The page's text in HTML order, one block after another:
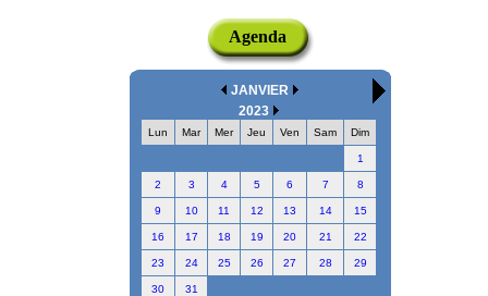
Agenda
JANVIER
2023
Lun Mar Mer Jeu Ven Sam Dim
1
2 3 4 5 6 7 8
9 10 11 12 13 14 15
16 17 18 19 20 21 22
23 24 25 26 27 28 29
30 31